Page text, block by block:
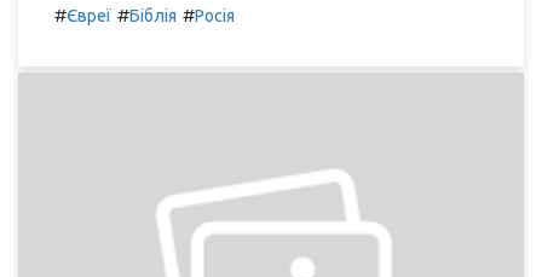
#Євреї #Біблія #Росія